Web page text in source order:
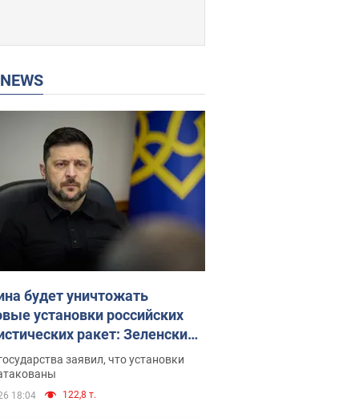
NEWS
будет уничтожать
установки российских
ракет: Зеленский
заседание СНБО
заявил, что установки
18:04 122,8 т.